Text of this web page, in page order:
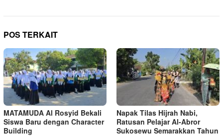
POS TERKAIT
MATAMUDA Al Rosyid Bekali
Siswa Baru dengan Character
Building
Napak Tilas Hijrah Nabi,
Ratusan Pelajar Al-Abror
Sukosewu Semarakkan Tahun